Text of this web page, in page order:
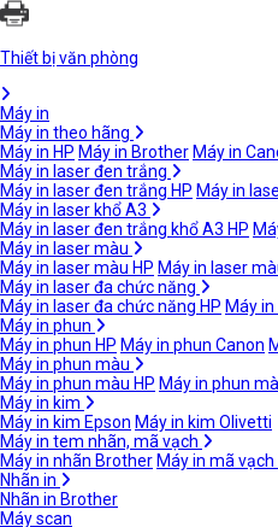
Thiết bị văn phòng
Máy in
Máy in theo hãng
Máy in HP Máy in Brother Máy in
Máy in laser đen trắng
Máy in laser đen trắng HP Máy in
Máy in laser khổ A3
Máy in laser đen trắng khổ A3 HP
Máy in laser màu
Máy in laser màu HP Máy in laser
Máy in laser đa chức năng
Máy in laser đa chức năng HP Máy
Máy in phun
Máy in phun HP Máy in phun Canon
Máy in phun màu
Máy in phun màu HP Máy in phun
Máy in kim
Máy in kim Epson Máy in kim Olivetti
Máy in tem nhãn, mã vạch
Máy in nhãn Brother Máy in mã
Nhãn in
Nhãn in Brother
Máy scan